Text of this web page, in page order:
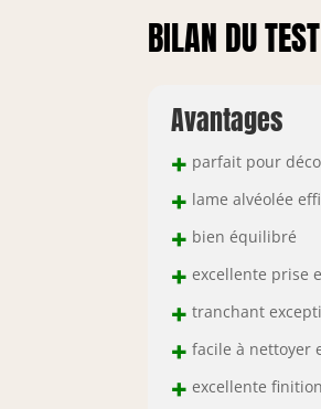
BILAN DU TEST
Avantages
+ parfait pour
+ lame alvéolée
+ bien équilibré
+ excellente prise
+ tranchant
+ facile à nettoyer
+ excellente finition